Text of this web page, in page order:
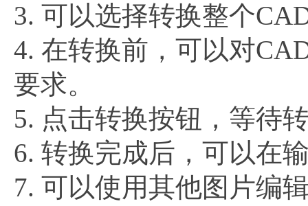
3. 可以选择转换整个
4. 在转换前，可以对
要求。
5. 点击转换按钮，等待
6. 转换完成后，可以在
7. 可以使用其他图片编